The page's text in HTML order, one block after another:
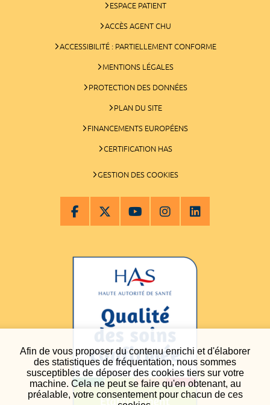
Afin de vous proposer du contenu enrichi et d'élaborer
des statistiques de fréquentation, nous sommes
susceptibles de déposer des cookies tiers sur votre
machine. Cela ne peut se faire qu'en obtenant, au
préalable, votre consentement pour chacun de ces
ESPACE PATIENT
ACCÈS AGENT CHU
ACCESSIBILITÉ : PARTIELLEMENT CONFORME
MENTIONS LÉGALES
PROTECTION DES DONNÉES
PLAN DU SITE
FINANCEMENTS EUROPÉENS
CERTIFICATION HAS
GESTION DES COOKIES